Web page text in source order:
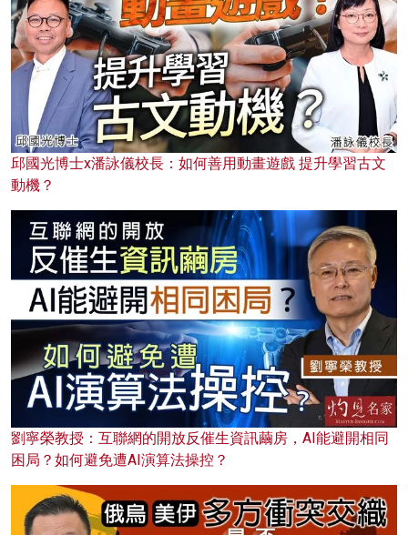
邱國光博士x潘詠儀校長：如何善用動畫遊戲 提升學習古文
動機？
劉寧榮教授：互聯網的開放反催生資訊繭房，AI能避開相同
困局？如何避免遭AI演算法操控？